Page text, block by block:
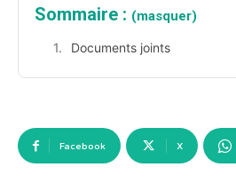
Sommaire : (masquer)
Documents joints
Facebook X